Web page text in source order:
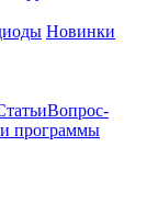
Новинки
Вопрос-
программы